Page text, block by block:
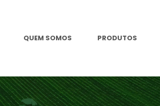
QUEM SOMOS PRODUTOS